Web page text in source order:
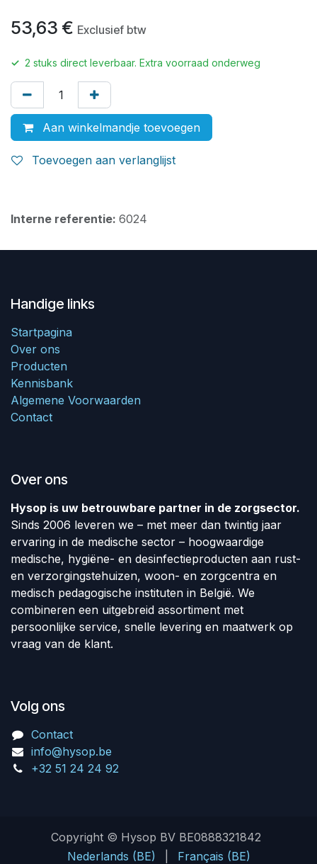
53,63 € Exclusief btw
✓ 2 stuks direct leverbaar. Extra voorraad onderweg
Aan winkelmandje toevoegen
Toevoegen aan verlanglijst
Interne referentie: 6024
Handige links
Startpagina
Over ons
Producten
Kennisbank
Algemene Voorwaarden
Contact
Over ons
Hysop is uw betrouwbare partner in de zorgsector.
Sinds 2006 leveren we – met meer dan twintig jaar
ervaring in de medische sector – hoogwaardige
medische, hygiëne- en desinfectieproducten aan rust-
en verzorgingstehuizen, woon- en zorgcentra en
medisch pedagogische instituten in België. We
combineren een uitgebreid assortiment met
persoonlijke service, snelle levering en maatwerk op
vraag van de klant.
Volg ons
Contact
info@hysop.be
+32 51 24 24 92
Copyright © Hysop BV BE0888321842
Nederlands (BE)
Français (BE)